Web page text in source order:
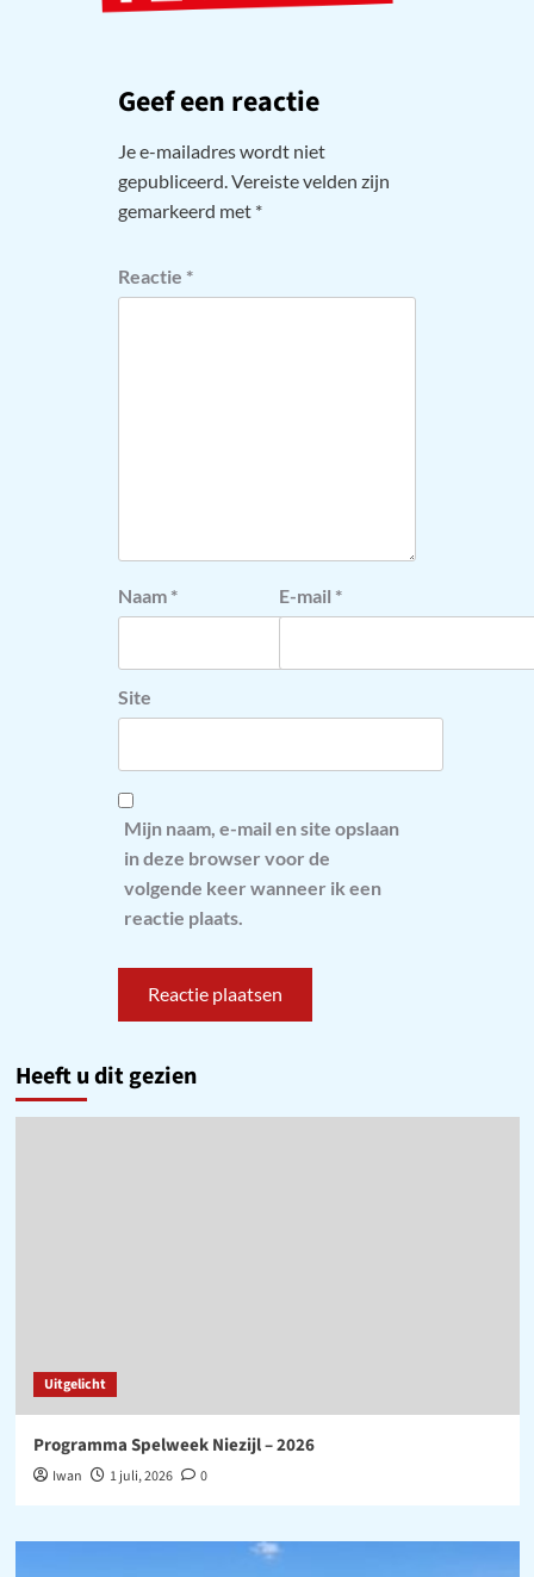
Geef een reactie
Je e-mailadres wordt niet
gepubliceerd. Vereiste velden zijn
gemarkeerd met *
Reactie *
Naam * E-mail *
Site
Mijn naam, e-mail en site opslaan
in deze browser voor de
volgende keer wanneer ik een
reactie plaats.
Heeft u dit gezien
Uitgelicht
Programma Spelweek Niezijl – 2026
Iwan 1 juli, 2026 0